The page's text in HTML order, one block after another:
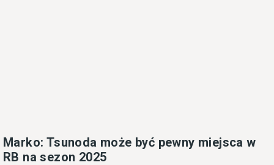
Marko: Tsunoda może być pewny miejsca w
RB na sezon 2025